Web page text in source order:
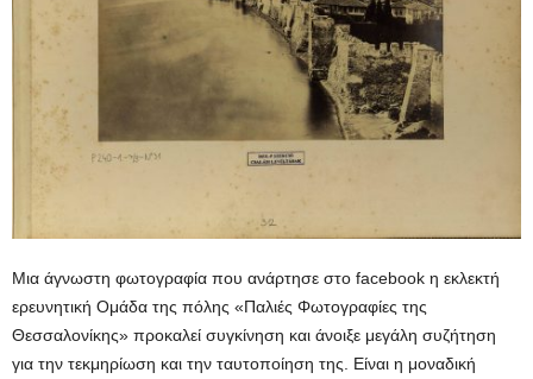
Μια άγνωστη φωτογραφία που ανάρτησε στο facebook η εκλεκτή
ερευνητική Ομάδα της πόλης «Παλιές Φωτογραφίες της
Θεσσαλονίκης» προκαλεί συγκίνηση και άνοιξε μεγάλη συζήτηση
για την τεκμηρίωση και την ταυτοποίηση της. Είναι η μοναδική